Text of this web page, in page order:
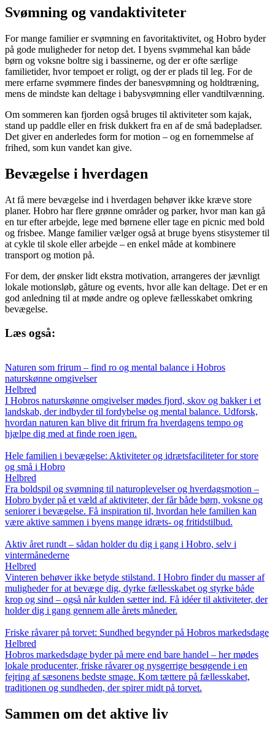
Svømning og vandaktiviteter
For mange familier er svømning en favoritaktivitet, og Hobro byder
på gode muligheder for netop det. I byens svømmehal kan både
børn og voksne boltre sig i bassinerne, og der er ofte særlige
familietider, hvor tempoet er roligt, og der er plads til leg. For de
mere erfarne svømmere findes der banesvømning og holdtræning,
mens de mindste kan deltage i babysvømning eller vandtilvænning.
Om sommeren kan fjorden også bruges til aktiviteter som kajak,
stand up paddle eller en frisk dukkert fra en af de små badepladser.
Det giver en anderledes form for motion – og en fornemmelse af
frihed, som kun vandet kan give.
Bevægelse i hverdagen
At få mere bevægelse ind i hverdagen behøver ikke kræve store
planer. Hobro har flere grønne områder og parker, hvor man kan gå
en tur efter arbejde, lege med børnene eller tage en picnic med bold
og frisbee. Mange familier vælger også at bruge byens stisystemer til
at cykle til skole eller arbejde – en enkel måde at kombinere
transport og motion på.
For dem, der ønsker lidt ekstra motivation, arrangeres der jævnligt
lokale motionsløb, gåture og events, hvor alle kan deltage. Det er en
god anledning til at møde andre og opleve fællesskabet omkring
bevægelse.
Læs også:
Naturen som frirum – find ro og mental balance i Hobros
naturskønne omgivelser
Helbred
I Hobros naturskønne omgivelser mødes fjord, skov og bakker i et
landskab, der indbyder til fordybelse og mental balance. Udforsk,
hvordan naturen kan blive dit frirum fra hverdagens tempo og
hjælpe dig med at finde roen igen.
Hele familien i bevægelse: Aktiviteter og idrætsfaciliteter for store
og små i Hobro
Helbred
Fra boldspil og svømning til naturoplevelser og hverdagsmotion –
Hobro byder på et væld af aktiviteter, der får både børn, voksne og
seniorer i bevægelse. Få inspiration til, hvordan hele familien kan
være aktive sammen i byens mange idræts- og fritidstilbud.
Aktiv året rundt – sådan holder du dig i gang i Hobro, selv i
vintermånederne
Helbred
Vinteren behøver ikke betyde stilstand. I Hobro finder du masser af
muligheder for at bevæge dig, dyrke fællesskabet og styrke både
krop og sind – også når kulden sætter ind. Få idéer til aktiviteter, der
holder dig i gang gennem alle årets måneder.
Friske råvarer på torvet: Sundhed begynder på Hobros markedsdage
Helbred
Hobros markedsdage byder på mere end bare handel – her mødes
lokale producenter, friske råvarer og nysgerrige besøgende i en
fejring af sæsonens bedste smage. Kom tættere på fællesskabet,
traditionen og sundheden, der spirer midt på torvet.
Sammen om det aktive liv